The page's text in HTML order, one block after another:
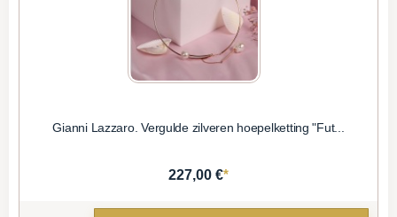
Gianni Lazzaro. Vergulde zilveren hoepelketting "Fut...
227,00 €*